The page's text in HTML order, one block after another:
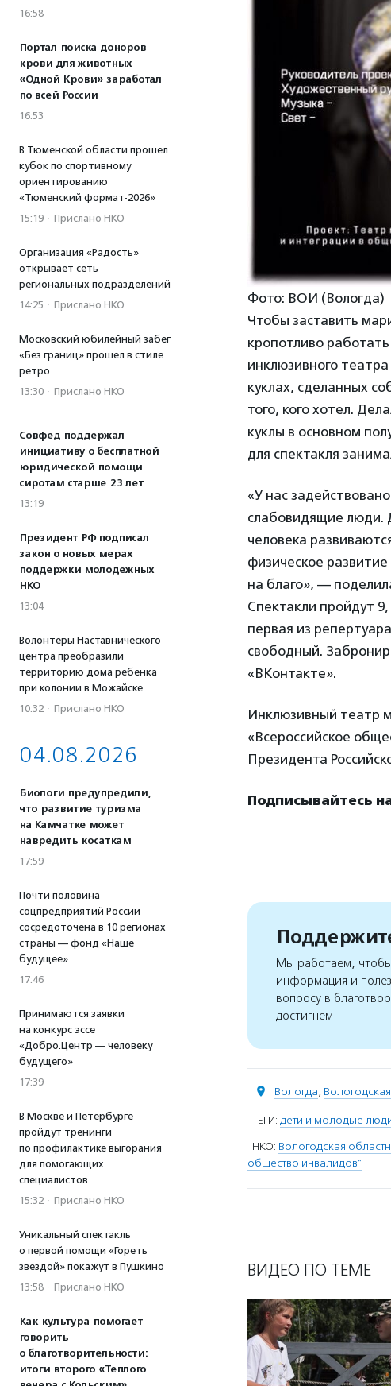
16:58
Портал поиска доноров
крови для животных
«Одной Крови» заработал
по всей России
16:53
В Тюменской области прошел
кубок по спортивному
ориентированию
«Тюменский формат-2026»
15:19 · Прислано НКО
Организация «Радость»
открывает сеть
региональных подразделений
14:25 · Прислано НКО
Московский юбилейный забег
«Без границ» прошел в стиле
ретро
13:30 · Прислано НКО
Совфед поддержал
инициативу о бесплатной
юридической помощи
сиротам старше 23 лет
13:19
Президент РФ подписал
закон о новых мерах
поддержки молодежных
НКО
13:04
Волонтеры Наставнического
центра преобразили
территорию дома ребенка
при колонии в Можайске
10:32 · Прислано НКО
04.08.2026
Биологи предупредили,
что развитие туризма
на Камчатке может
навредить косаткам
17:59
Почти половина
соцпредприятий России
сосредоточена в 10 регионах
страны — фонд «Наше
будущее»
17:46
Принимаются заявки
на конкурс эссе
«Добро.Центр — человеку
будущего»
17:39
В Москве и Петербурге
пройдут тренинги
по профилактике выгорания
для помогающих
специалистов
15:32 · Прислано НКО
Уникальный спектакль
о первой помощи «Гореть
звездой» покажут в Пушкино
13:58 · Прислано НКО
Как культура помогает
говорить
о благотворительности:
итоги второго «Теплого
Фото: ВОИ (Вологда)
Чтобы заставить
кропотливо
инклюзивного
куклах, сделанных
того, кого хотел.
куклы в основном
для спектакля
«У нас
слабовидящие люди.
человека
физическое
на благо», —
Спектакли пройдут
первая из
свободный.
«ВКонтакте».
Инклюзивный театр
«Всероссийское
Президента
Подписывайтесь
Мы работаем, чтобы
информация и
вопросу в
достигнем
Вологда,
ТЕГИ: дети и молодые
НКО: Вологодская
общество инвалидов"
ВИДЕО ПО ТЕМЕ